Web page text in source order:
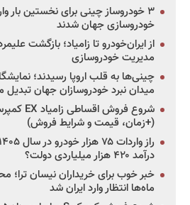
خودروسازی جهان شدند
از ایران‌خودرو تا زامیاد؛ بازگشت
مدیریت خودروسازی
میدان نبرد خودروسازان جهان
(+زمان، قیمت و شرایط فروش)
درآمد ۴۲۰ هزار میلیاردی دولت؟
خبر خوب برای خریداران نیسان ترا؛
ماه‌ها انتظار وارد ایران شد